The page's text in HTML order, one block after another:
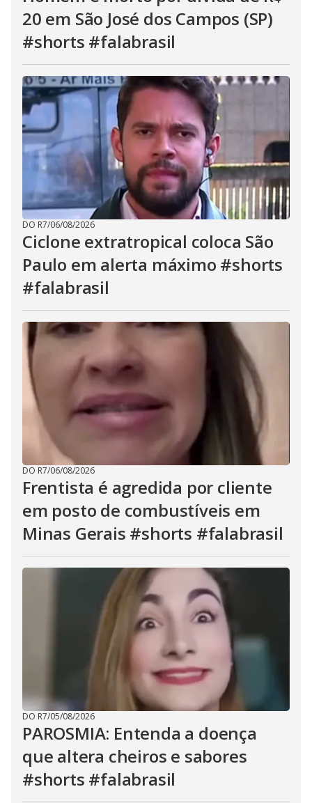
20 em São José dos Campos (SP)
#shorts #falabrasil
DO R7/06/08/2026
Ciclone extratropical coloca São
Paulo em alerta máximo #shorts
#falabrasil
DO R7/06/08/2026
Frentista é agredida por cliente
em posto de combustíveis em
Minas Gerais #shorts #falabrasil
DO R7/05/08/2026
PAROSMIA: Entenda a doença
que altera cheiros e sabores
#shorts #falabrasil